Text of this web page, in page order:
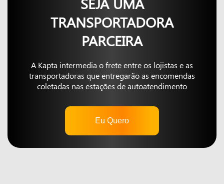
TRANSPORTADORA
PARCEIRA
A Kapta intermedia o frete entre os lojistas e as
transportadoras que entregarão as encomendas
coletadas nas estações de autoatendimento
Eu Quero